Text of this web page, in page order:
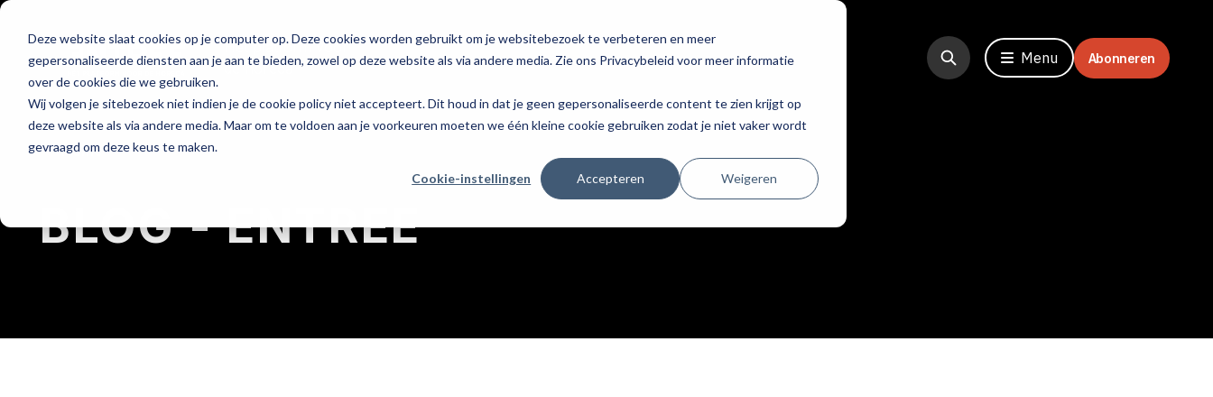
Deze website slaat cookies op je computer op. Deze cookies worden gebruikt om je websitebezoek te verbeteren en meer
gepersonaliseerde diensten aan je aan te bieden, zowel op deze website als via andere media. Zie ons Privacybeleid voor meer informatie
over de cookies die we gebruiken.
Wij volgen je sitebezoek niet indien je de cookie policy niet accepteert. Dit houd in dat je geen gepersonaliseerde content te zien krijgt op
deze website als via andere media. Maar om te voldoen aan je voorkeuren moeten we één kleine cookie gebruiken zodat je niet vaker wordt
gevraagd om deze keus te maken.
Cookie-instellingen Accepteren Weigeren
Hét platform voor
de horeca
Menu Abonneren
Home
BLOG - ENTREE